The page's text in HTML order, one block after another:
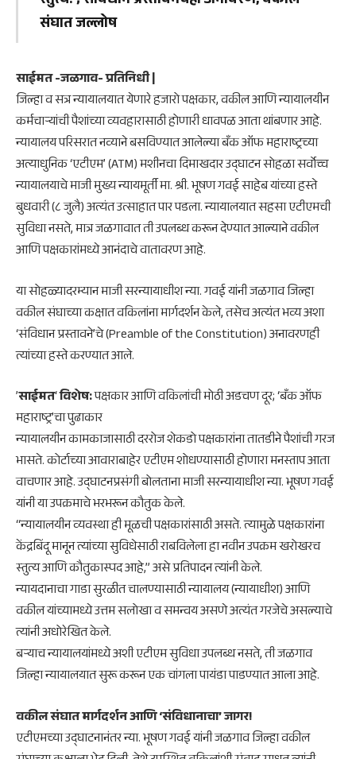
संघात जल्लोष
साईमत -जळगाव- प्रतिनिधी |
जिल्हा व सत्र न्यायालयात येणारे हजारो पक्षकार, वकील आणि न्यायालयीन
कर्मचाऱ्यांची पैशांच्या व्यवहारासाठी होणारी धावपळ आता थांबणार आहे.
न्यायालय परिसरात नव्याने बसविण्यात आलेल्या बँक ऑफ महाराष्ट्रच्या
अत्याधुनिक ‘एटीएम’ (ATM) मशीनचा दिमाखदार उद्घाटन सोहळा सर्वोच्च
न्यायालयाचे माजी मुख्य न्यायमूर्ती मा. श्री. भूषण गवई साहेब यांच्या हस्ते
बुधवारी (८ जुलै) अत्यंत उत्साहात पार पडला. न्यायालयात सहसा एटीएमची
सुविधा नसते, मात्र जळगावात ती उपलब्ध करून देण्यात आल्याने वकील
आणि पक्षकारांमध्ये आनंदाचे वातावरण आहे.
​या सोहळ्यादरम्यान माजी सरन्यायाधीश न्या. गवई यांनी जळगाव जिल्हा
वकील संघाच्या कक्षात वकिलांना मार्गदर्शन केले, तसेच अत्यंत भव्य अशा
‘संविधान प्रस्तावने’चे (Preamble of the Constitution) अनावरणही
त्यांच्या हस्ते करण्यात आले.
​’साईमत‘विशेष:पक्षकार आणि वकिलांची मोठी अडचण दूर; ‘बँक ऑफ
महाराष्ट्र’चा पुढाकार
​न्यायालयीन कामकाजासाठी दररोज शेकडो पक्षकारांना तातडीने पैशांची गरज
भासते. कोर्टाच्या आवाराबाहेर एटीएम शोधण्यासाठी होणारा मनस्ताप आता
वाचणार आहे. उद्घाटनप्रसंगी बोलताना माजी सरन्यायाधीश न्या. भूषण गवई
यांनी या उपक्रमाचे भरभरून कौतुक केले.
“न्यायालयीन व्यवस्था ही मूळची पक्षकारांसाठी असते. त्यामुळे पक्षकारांना
केंद्रबिंदू मानून त्यांच्या सुविधेसाठी राबविलेला हा नवीन उपक्रम खरोखरच
स्तुत्य आणि कौतुकास्पद आहे,” असे प्रतिपादन त्यांनी केले.
न्यायदानाचा गाडा सुरळीत चालण्यासाठी न्यायालय (न्यायाधीश) आणि
वकील यांच्यामध्ये उत्तम सलोखा व समन्वय असणे अत्यंत गरजेचे असल्याचे
त्यांनी अधोरेखित केले.
बऱ्याच न्यायालयांमध्ये अशी एटीएम सुविधा उपलब्ध नसते, ती जळगाव
जिल्हा न्यायालयात सुरू करून एक चांगला पायंडा पाडण्यात आला आहे.
​वकील संघात मार्गदर्शन आणि ‘संविधानाचा’ जागर!
​एटीएमच्या उद्घाटनानंतर न्या. भूषण गवई यांनी जळगाव जिल्हा वकील